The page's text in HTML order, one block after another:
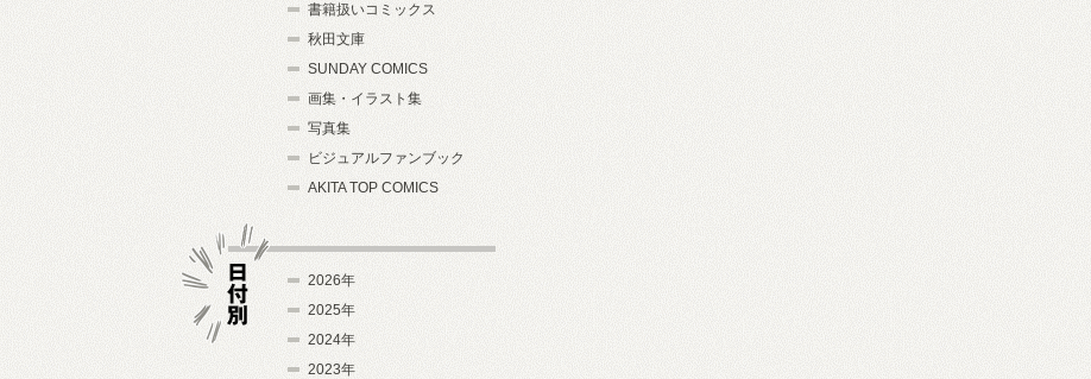
書籍扱いコミックス
秋田文庫
SUNDAY COMICS
画集・イラスト集
写真集
ビジュアルファンブック
AKITA TOP COMICS
2026年
2025年
2024年
2023年